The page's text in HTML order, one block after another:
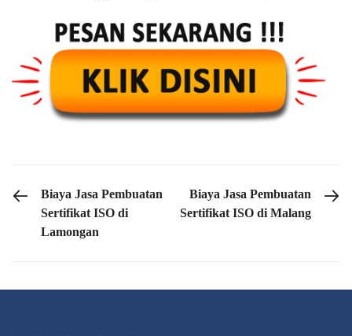
PREVIOUS POST
Biaya Jasa Pembuatan
Sertifikat ISO di
Lamongan
NEXT POST
Biaya Jasa Pembuatan
Sertifikat ISO di Malang